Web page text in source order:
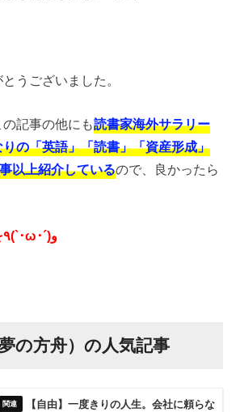
うございました。
記事の他にも読書家海外サラリー
の「英語」「読書」「資産形成」
以上紹介しているので、良かったら
ライフを٩(`･ω･´)و
の方舟）の人気記事
【自由】一度きりの人生。会社に頼らな